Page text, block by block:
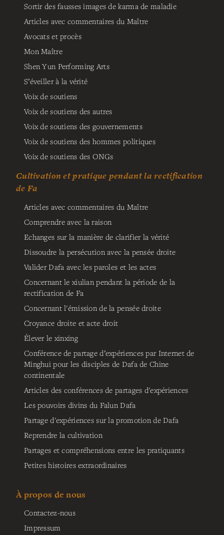
Sortir des fausses images de karma de maladie
Articles avec commentaires du Maître
Avocats et procès
Mon Maître
Shen Yun Performing Arts
S’éveiller à la vérité
Voix de soutiens
Voix de soutiens des autres
Voix de soutiens des gouvernements
Voix de soutiens des hommes politiques
Voix de soutiens des ONGs
Cultivation et pratique pendant la rectification
de Fa
Articles avec commentaires du Maître
Comprendre avec la raison
Echanges sur la manière de clarifier la vérité
Dissoudre la persécution avec la pensée droite
Valider Dafa avec les paroles et les actes
Concernant le xiulian pendant la période de la
rectification de Fa
Concernant l'émission de la pensée droite
Croyance droite et acte droit
Élever le xinxing
Conférence de partage d’expériences par Internet de
Minghui pour les disciples de Dafa de Chine
continentale
Articles des conférences de partages d'expériences
Les pouvoirs divins du Falun Dafa
Partage d'expériences sur la promotion de Dafa
Reprendre la cultivation
Partages et compréhensions entre les pratiquants
Petites histoires extraordinaires
À propos de nous
Contactez-nous
Impressum